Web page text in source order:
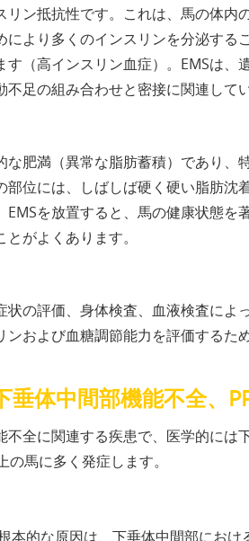
リン抵抗性です。これは、馬の体
により多くのインスリンを分泌する
す（高インスリン血症）。EMSは
足の組み合わせと密接に関連してい
な肥満（異常な脂肪蓄積）であり
部位には、しばしば硬く硬い脂肪
EMSを放置すると、馬の健康状態
がよくあります。
状の評価、身体検査、血液検査に
および血糖調節能力を評価するた
体中間部機能不全、
全に関連する疾患で、医学的には
馬に多く発症します。
本的な原因は、下垂体中間部におけ